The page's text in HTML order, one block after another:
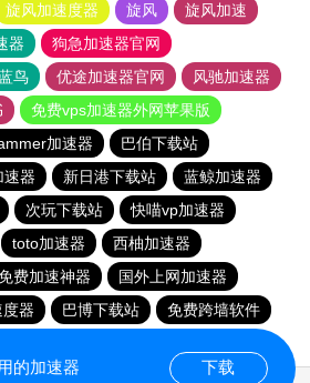
旋风加速度器 旋风
旋风加速
器
狗急加速器官网
鸟 优途加速器官网
风驰加速器
免费vps加速器外网苹果版
加速器
巴伯下载站
速器 新日港下载站
蓝鲸加速器
次玩下载站
快喵vp加速器
toto加速器
西柚加速器
费加速神器
国外上网加速器
器 巴博下载站
免费跨墙软件
的加速器 下载